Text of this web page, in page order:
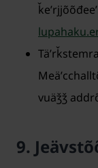
vuäǯǯ
9.